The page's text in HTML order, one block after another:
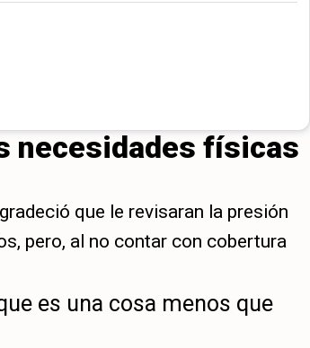
necesidades físicas
que le revisaran la presión
pero, al no contar con cobertura
es una cosa menos que